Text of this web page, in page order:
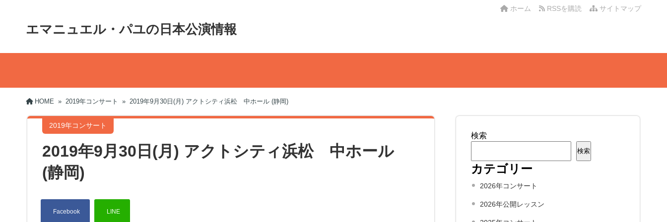
サイトマップ
RSSを購読
ホーム
エマニュエル・パユの日本公演情報
HOME » 2019年コンサート » 2019年9月30日(月) アクトシティ浜松 中ホール (静岡)
2019年コンサート
2019年9月30日(月) アクトシティ浜松 中ホール
(静岡)
検索
検索
カテゴリー
2026年コンサート
2026年公開レッスン